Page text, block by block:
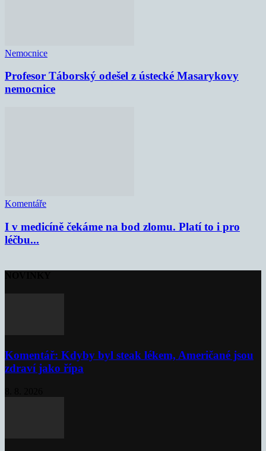
Nemocnice
Profesor Táborský odešel z ústecké Masarykovy
nemocnice
Komentáře
I v medicíně čekáme na bod zlomu. Platí to i pro
léčbu...
Komentář: Kdyby byl steak lékem, Američané jsou
zdraví jako řípa